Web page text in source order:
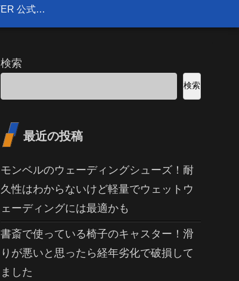
FIELD HUNTER 公式サイト
検索
検索
最近の投稿
モンベルのウェーディングシューズ！耐
久性はわからないけど軽量でウェットウ
ェーディングには最適かも
書斎で使っている椅子のキャスター！滑
りが悪いと思ったら経年劣化で破損して
ました